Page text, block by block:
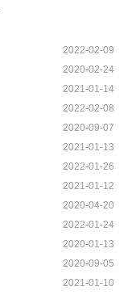
2022-02-09
2020-02-24
2021-01-14
2022-02-08
2020-09-07
2021-01-13
2022-01-26
2021-01-12
2020-04-20
2022-01-24
2020-01-13
2020-09-05
2021-01-10